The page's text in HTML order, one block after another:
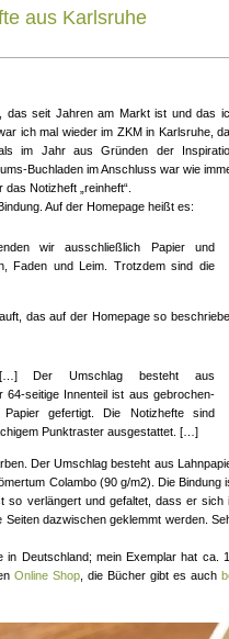
aus Karlsruhe
das seit Jahren am Markt ist und das
ich mal wieder im ZKM in Karlsruhe,
im Jahr aus Gründen der
Buchladen im Anschluss war wie
Notizheft „reinheft“.
Auf der Homepage heißt es:
wir ausschließlich Papier und
Faden und Leim. Trotzdem sind die
das auf der Homepage so
Der Umschlag besteht aus
64-seitige Innenteil ist aus gebrochen-
gefertigt. Die Notizhefte sind
Punktraster ausgestattet. […]
Der Umschlag besteht aus
Colambo (90 g/m2). Die Bindung
so verlängert und gefaltet, dass er sich
dazwischen geklemmt werden.
in Deutschland; mein Exemplar hat ca.
Online Shop , die Bücher gibt es auch